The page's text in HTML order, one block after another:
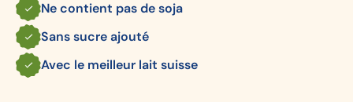
Ne contient pas de soja
Sans sucre ajouté
Avec le meilleur lait suisse